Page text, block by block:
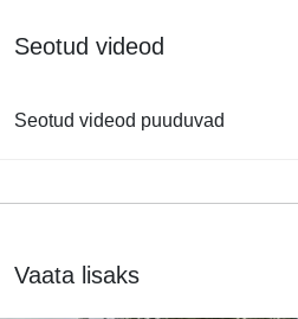
Seotud videod
Seotud videod puuduvad
Vaata lisaks